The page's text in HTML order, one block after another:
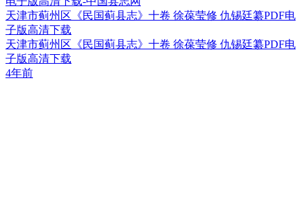
天津市蓟州区《民国蓟县志》十卷 徐葆莹修 仇锡廷纂PDF电
子版高清下载
天津市蓟州区《民国蓟县志》十卷 徐葆莹修 仇锡廷纂PDF电
子版高清下载
4年前